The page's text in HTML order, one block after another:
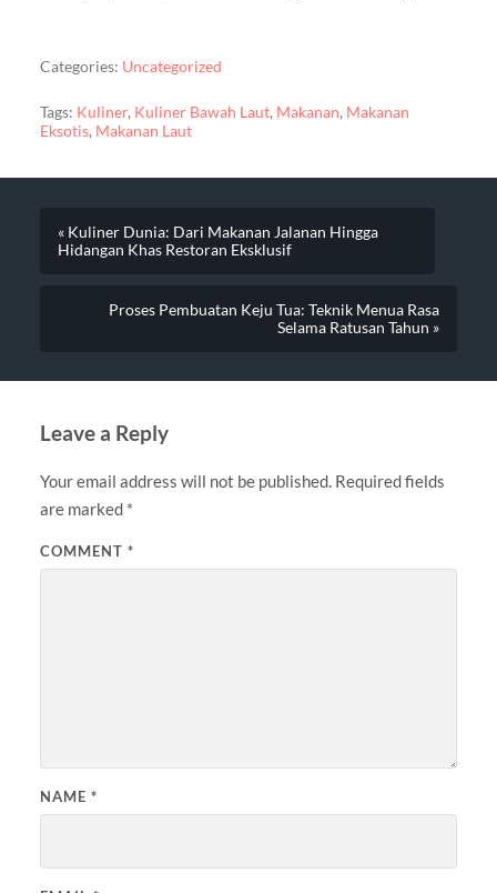
Categories: Uncategorized
Tags: Kuliner, Kuliner Bawah Laut, Makanan, Makanan
Eksotis, Makanan Laut
« Kuliner Dunia: Dari Makanan Jalanan Hingga
Hidangan Khas Restoran Eksklusif
Proses Pembuatan Keju Tua: Teknik Menua Rasa
Selama Ratusan Tahun »
Leave a Reply
Your email address will not be published. Required fields
are marked *
COMMENT *
NAME *